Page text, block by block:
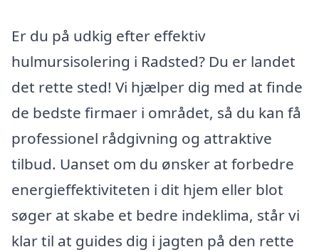
Er du på udkig efter effektiv
hulmursisolering i Radsted? Du er landet
det rette sted! Vi hjælper dig med at finde
de bedste firmaer i området, så du kan få
professionel rådgivning og attraktive
tilbud. Uanset om du ønsker at forbedre
energieffektiviteten i dit hjem eller blot
søger at skabe et bedre indeklima, står vi
klar til at guides dig i jagten på den rette